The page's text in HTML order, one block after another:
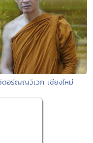
อรัญญวิเวก เชียงใหม่